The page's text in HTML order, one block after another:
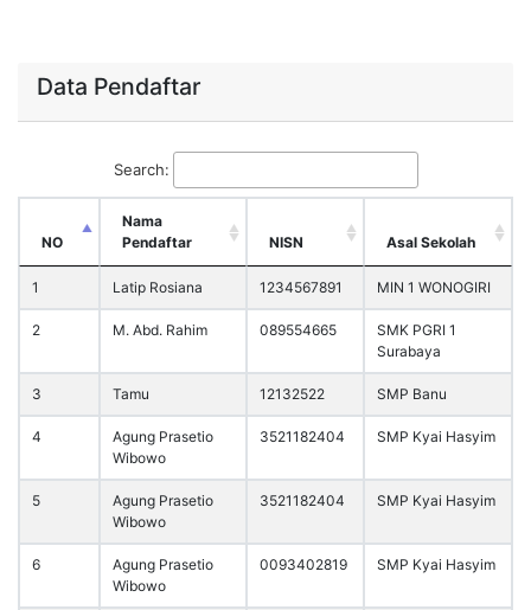
Data Pendaftar
Search:
NO
Nama
Pendaftar
NISN Asal Sekolah
1 Latip Rosiana 1234567891 MIN 1 WONOGIRI
2 M. Abd. Rahim 089554665
SMK PGRI 1
Surabaya
3 Tamu 12132522 SMP Banu
4
Agung Prasetio
Wibowo
3521182404 SMP Kyai Hasyim
5
Agung Prasetio
Wibowo
3521182404 SMP Kyai Hasyim
6
Agung Prasetio
Wibowo
0093402819 SMP Kyai Hasyim